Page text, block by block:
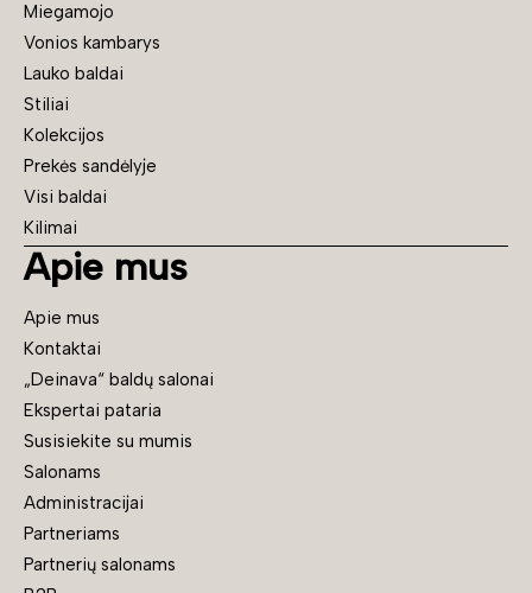
Miegamojo
Vonios kambarys
Lauko baldai
Stiliai
Kolekcijos
Prekės sandėlyje
Visi baldai
Kilimai
Apie mus
Apie mus
Kontaktai
„Deinava“ baldų salonai
Ekspertai pataria
Susisiekite su mumis
Salonams
Administracijai
Partneriams
Partnerių salonams